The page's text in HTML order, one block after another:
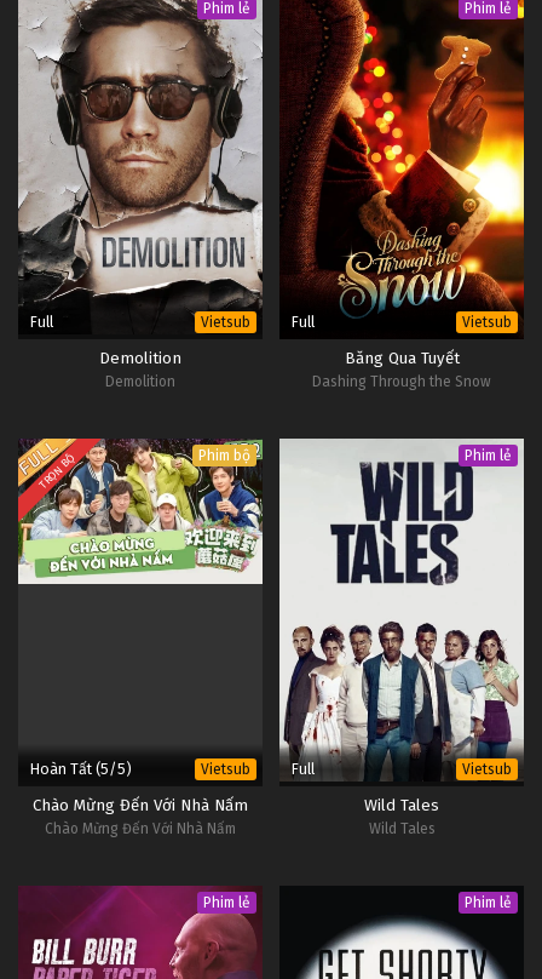
Phim lẻ
Full Vietsub
Demolition
Demolition
Phim lẻ
Full Vietsub
Băng Qua Tuyết
Dashing Through the Snow
TRỌN BỘ Phim bộ
Hoàn Tất (5/5) Vietsub
Chào Mừng Đến Với Nhà Nấm
Chào Mừng Đến Với Nhà Nấm
Phim lẻ
Full Vietsub
Wild Tales
Wild Tales
Phim lẻ Phim lẻ